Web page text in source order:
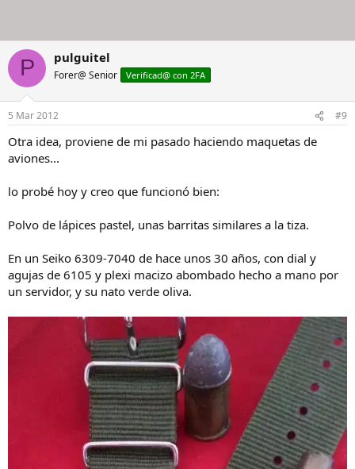
P pulguitel
Forer@ Senior Verificad@ con 2FA
5 Mar 2012 #9
Otra idea, proviene de mi pasado haciendo maquetas de
aviones...
lo probé hoy y creo que funcionó bien:
Polvo de lápices pastel, unas barritas similares a la tiza.
En un Seiko 6309-7040 de hace unos 30 años, con dial y
agujas de 6105 y plexi macizo abombado hecho a mano por
un servidor, y su nato verde oliva.